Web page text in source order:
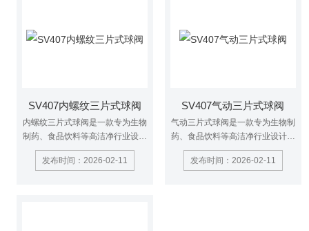
SV407内螺纹三片式球阀
内螺纹三片式球阀是一款专为生物
制药、食品饮料等高洁净行业设计
的卫生级阀门。它的核心是满足无
菌工艺要求，并具备灵活的安装特
发布时间：2026-02-11
SV407气动三片式球阀
气动三片式球阀是一款专为生物制
药、食品饮料等高洁净行业设计的
卫生级阀门。它的核心是满足无菌
工艺要求，并具备灵活的安装特
发布时间：2026-02-11